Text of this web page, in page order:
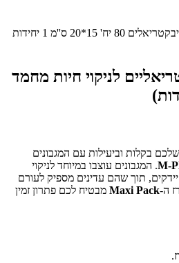
ס''מ 1 יחידות
לניקוי חיות מחמד
בקלות וביעילות עם המגבונים
M-. המגבונים עוצבו במיוחד לניקוי
תוך שהם עדינים מספיק לעורם
ה-Maxi Pack מבטיח לכם פתרון זמין